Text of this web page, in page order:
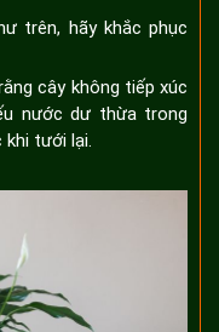
trên, hãy khắc phục
cây không tiếp xúc
nước dư thừa trong
tưới lại.